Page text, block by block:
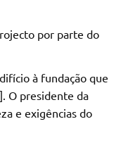
por parte do
à fundação que
O presidente da
e exigências do